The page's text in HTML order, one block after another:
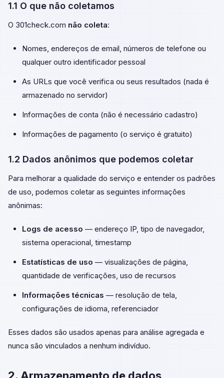
1.1 O que não coletamos
O 301check.com não coleta:
Nomes, endereços de email, números de telefone ou
qualquer outro identificador pessoal
As URLs que você verifica ou seus resultados (nada é
armazenado no servidor)
Informações de conta (não é necessário cadastro)
Informações de pagamento (o serviço é gratuito)
1.2 Dados anônimos que podemos coletar
Para melhorar a qualidade do serviço e entender os padrões
de uso, podemos coletar as seguintes informações
anônimas:
Logs de acesso — endereço IP, tipo de navegador,
sistema operacional, timestamp
Estatísticas de uso — visualizações de página,
quantidade de verificações, uso de recursos
Informações técnicas — resolução de tela,
configurações de idioma, referenciador
Esses dados são usados apenas para análise agregada e
nunca são vinculados a nenhum indivíduo.